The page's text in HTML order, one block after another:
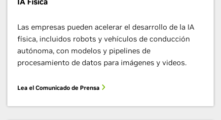
Las empresas pueden acelerar el desarrollo de la IA
física, incluidos robots y vehículos de conducción
autónoma, con modelos y pipelines de
procesamiento de datos para imágenes y videos.
Lea el Comunicado de Prensa